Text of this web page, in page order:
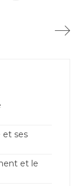
et ses
et le